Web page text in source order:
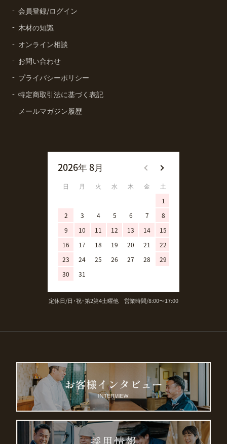
会員登録/ログイン
木材の知識
オンライン相談
お問い合わせ
プライバシーポリシー
特定商取引法に基づく表記
メールマガジン履歴
2026年 8月
日 月 火 水 木 金
土
1
2
3 4 5 6 7
8
9
10 11 12 13 14
15
16
17 18 19 20 21
22
23
24 25 26 27 28
29
30
31
定休日/日･祝･第2第4土曜他 営業時間/8:00〜17:00